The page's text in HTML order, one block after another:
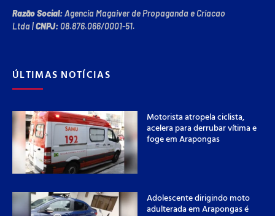
Razão Social:Agencia Magaiver de Propaganda e Criacao
Ltda|CNPJ:08.876.066/0001-51.
ÚLTIMAS NOTÍCIAS
Motorista atropela ciclista,
acelera para derrubar vítima e
foge em Arapongas
Adolescente dirigindo moto
adulterada em Arapongas é